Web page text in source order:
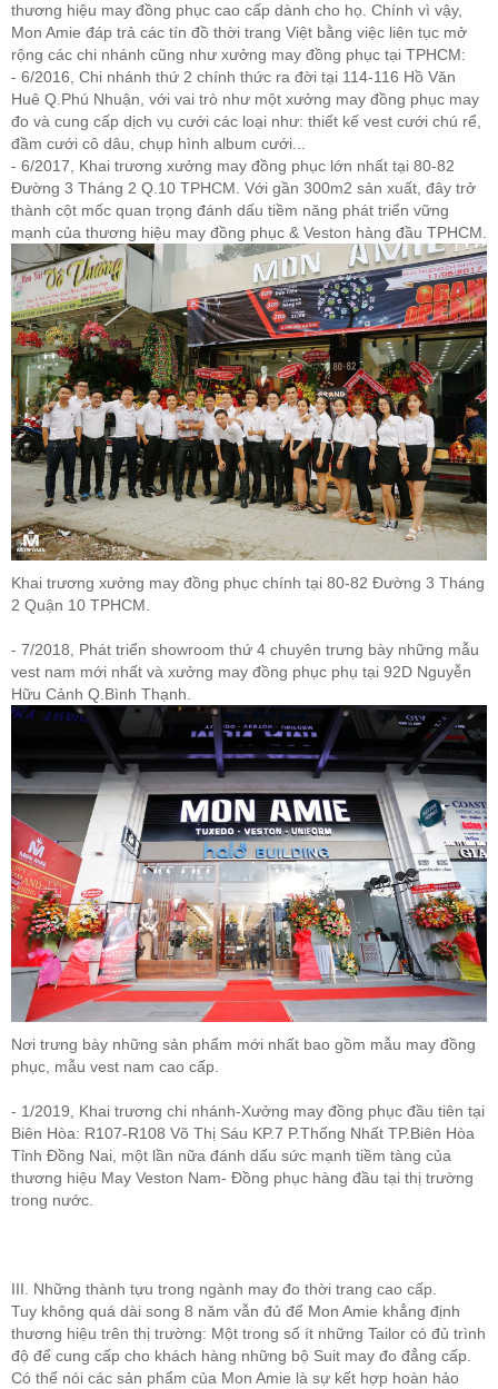
thương hiệu may đồng phục cao cấp dành cho họ. Chính vì vậy,
Mon Amie đáp trả các tín đồ thời trang Việt bằng việc liên tục mở
rộng các chi nhánh cũng như xưởng may đồng phục tại TPHCM:
- 6/2016, Chi nhánh thứ 2 chính thức ra đời tại 114-116 Hồ Văn
Huê Q.Phú Nhuận, với vai trò như một xưởng may đồng phục may
đo và cung cấp dịch vụ cưới các loại như: thiết kế vest cưới chú rể,
đầm cưới cô dâu, chụp hình album cưới...
- 6/2017, Khai trương xưởng may đồng phục lớn nhất tại 80-82
Đường 3 Tháng 2 Q.10 TPHCM. Với gần 300m2 sản xuất, đây trở
thành cột mốc quan trọng đánh dấu tiềm năng phát triển vững
mạnh của thương hiệu may đồng phục & Veston hàng đầu TPHCM.
Khai trương xưởng may đồng phục chính tại 80-82 Đường 3 Tháng
2 Quận 10 TPHCM.
- 7/2018, Phát triển showroom thứ 4 chuyên trưng bày những mẫu
vest nam mới nhất và xưởng may đồng phục phụ tại 92D Nguyễn
Hữu Cảnh Q.Bình Thạnh.
Nơi trưng bày những sản phẩm mới nhất bao gồm mẫu may đồng
phục, mẫu vest nam cao cấp.
- 1/2019, Khai trương chi nhánh-Xưởng may đồng phục đầu tiên tại
Biên Hòa: R107-R108 Võ Thị Sáu KP.7 P.Thống Nhất TP.Biên Hòa
Tỉnh Đồng Nai, một lần nữa đánh dấu sức mạnh tiềm tàng của
thương hiệu May Veston Nam- Đồng phục hàng đầu tại thị trường
trong nước.
III. Những thành tựu trong ngành may đo thời trang cao cấp.
Tuy không quá dài song 8 năm vẫn đủ để Mon Amie khẳng định
thương hiệu trên thị trường: Một trong số ít những Tailor có đủ trình
độ để cung cấp cho khách hàng những bộ Suit may đo đẳng cấp.
Có thể nói các sản phẩm của Mon Amie là sự kết hợp hoàn hảo